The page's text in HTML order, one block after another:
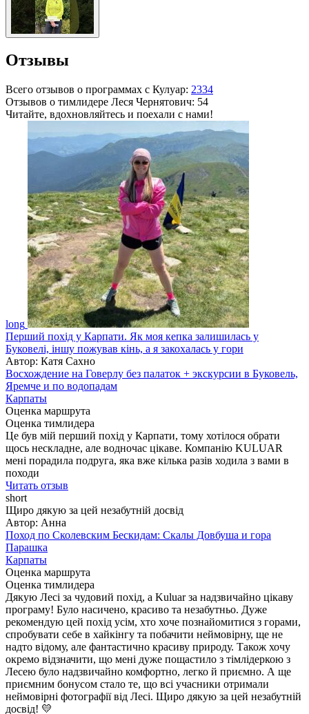
Отзывы
Всего отзывов о программах с Кулуар: 2334
Отзывов о тимлидере Леся Чернятович: 54
Читайте, вдохновляйтесь и поехали с нами!
long
Перший похід у Карпати. Як моя кепка залишилась у
Буковелі, іншу пожував кінь, а я закохалась у гори
Автор: Катя Сахно
Восхождение на Говерлу без палаток + экскурсии в Буковель,
Яремче и по водопадам
Карпаты
Оценка маршрута
Оценка тимлидера
Це був мій перший похід у Карпати, тому хотілося обрати
щось нескладне, але водночас цікаве. Компанію KULUAR
мені порадила подруга, яка вже кілька разів ходила з вами в
походи
Читать отзыв
short
Щиро дякую за цей незабутній досвід
Автор: Анна
Поход по Сколевским Бескидам: Скалы Довбуша и гора
Парашка
Карпаты
Оценка маршрута
Оценка тимлидера
Дякую Лесі за чудовий похід, а Kuluar за надзвичайно цікаву
програму! Було насичено, красиво та незабутньо. Дуже
рекомендую цей похід усім, хто хоче познайомитися з горами,
спробувати себе в хайкінгу та побачити неймовірну, ще не
надто відому, але фантастично красиву природу. Також хочу
окремо відзначити, що мені дуже пощастило з тімлідеркою з
Лесею було надзвичайно комфортно, легко й приємно. А ще
приємним бонусом стало те, що всі учасники отримали
неймовірні фотографії від Лесі. Щиро дякую за цей незабутній
досвід! 💛